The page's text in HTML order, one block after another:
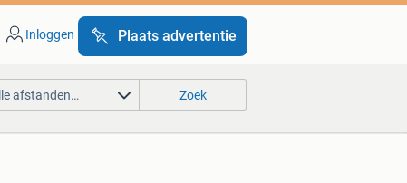
Inloggen Plaats advertentie
afstanden… Zoek